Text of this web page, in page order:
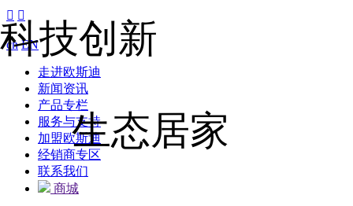
 
cn EN
走进欧斯迪
新闻资讯
产品专栏
服务与支持
加盟欧斯迪
经销商专区
联系我们
商城
科技创新
生态居家